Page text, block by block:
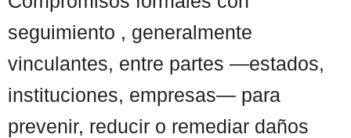
seguimiento , generalmente
vinculantes, entre partes —estados,
instituciones, empresas— para
prevenir, reducir o remediar daños